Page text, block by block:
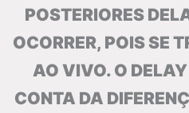
POSTERIORES
OCORRER, POIS SE
AO VIVO. O
CONTA DA